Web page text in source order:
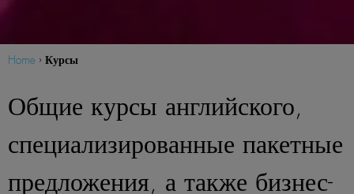
Home › Курсы
Общие курсы английского,
специализированные пакетные
предложения, а также бизнес-